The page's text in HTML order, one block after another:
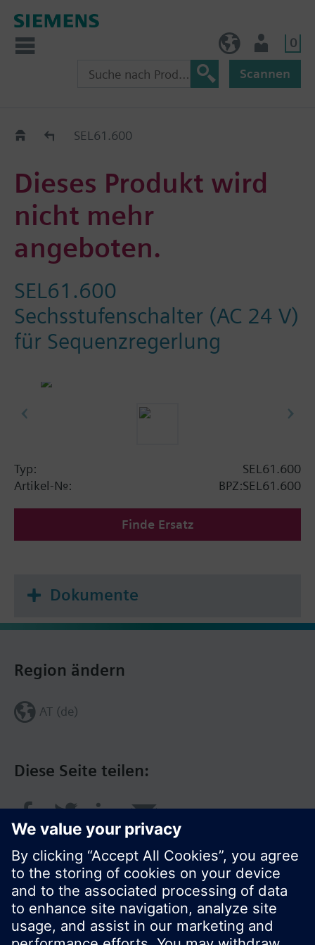
0
Scannen
Old2NewSEL61.600
Dieses Produkt wird
nicht mehr
angeboten.
SEL61.600
Sechsstufenschalter (AC 24 V)
für Sequenzregerlung
Typ:
SEL61.600
Artikel-Nr.:
BPZ:SEL61.600
Finde Ersatz
Dokumente
Diese Seite teilen:
Region ändern
AT (de)